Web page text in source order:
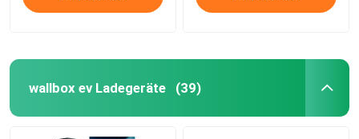
wallbox ev Ladegeräte (39)